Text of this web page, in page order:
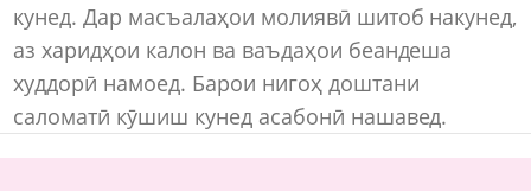
кунед. Дар масъалаҳои молиявӣ шитоб накунед,
аз харидҳои калон ва ваъдаҳои беандеша
худдорӣ намоед. Барои нигоҳ доштани
саломатӣ кӯшиш кунед асабонӣ нашавед.